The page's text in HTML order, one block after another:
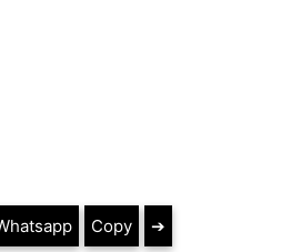
Copy ➔